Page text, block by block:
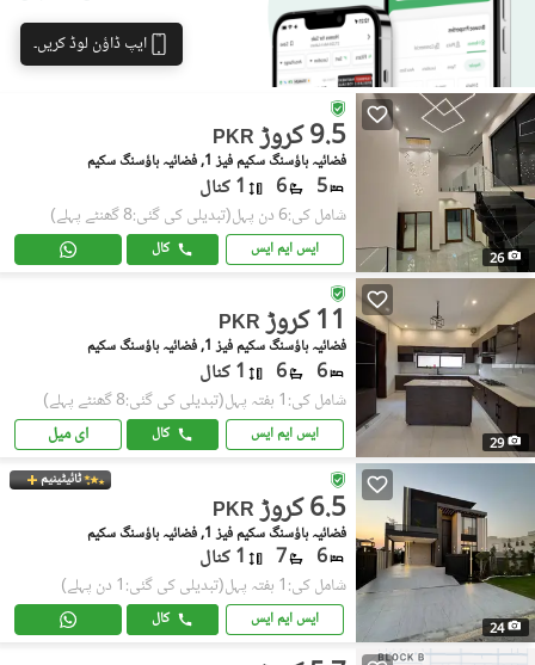
ایپ ڈاؤن لوڈ کریں۔
26
PKR 9.5 کروڑ
فضائیہ ہاؤسنگ سکیم فیز 1, فضائیہ ہاؤسنگ سکیم
5
6 1 کنال
شامل کی:6 دن پہل (تبدیلی کی گئی:8 گھنٹے پہلے)
ایس ایم ایس کال
29
PKR 11 کروڑ
فضائیہ ہاؤسنگ سکیم فیز 1, فضائیہ ہاؤسنگ سکیم
6
6 1 کنال
شامل کی:1 ہفتہ پہل (تبدیلی کی گئی:8 گھنٹے پہلے)
ایس ایم ایس کال ای میل
24
ٹائیٹینیم
PKR 6.5 کروڑ
فضائیہ ہاؤسنگ سکیم فیز 1, فضائیہ ہاؤسنگ سکیم
6
7 1 کنال
شامل کی:1 ہفتہ پہل (تبدیلی کی گئی:1 دن پہلے)
ایس ایم ایس کال